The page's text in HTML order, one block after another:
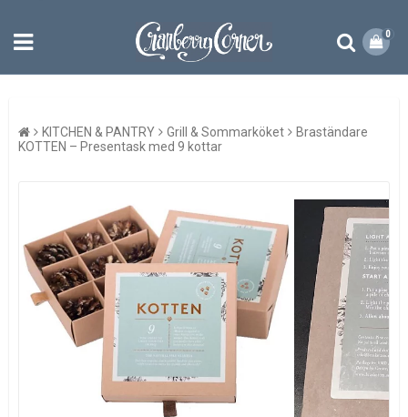
0
KITCHEN & PANTRY Grill & Sommarköket
Braständare
KOTTEN – Presentask med 9 kottar